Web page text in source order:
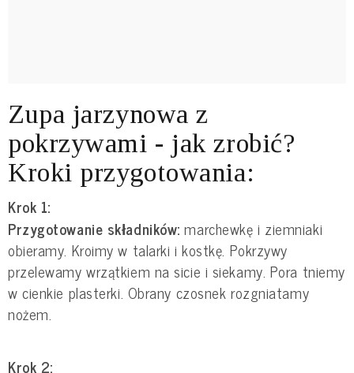
Zupa jarzynowa z
pokrzywami - jak zrobić?
Kroki przygotowania:
Krok 1:
Przygotowanie składników: marchewkę i ziemniaki
obieramy. Kroimy w talarki i kostkę. Pokrzywy
przelewamy wrzątkiem na sicie i siekamy. Pora tniemy
w cienkie plasterki. Obrany czosnek rozgniatamy
nożem.
Krok 2: